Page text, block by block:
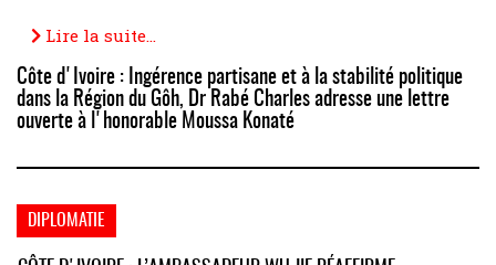
Lire la suite...
Côte d'Ivoire : Ingérence partisane et à la stabilité politique
dans la Région du Gôh, Dr Rabé Charles adresse une lettre
ouverte à l'honorable Moussa Konaté
DIPLOMATIE